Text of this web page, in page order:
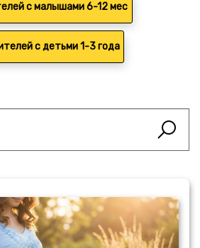
с малышами 6-12 мес
с детьми 1-3 года